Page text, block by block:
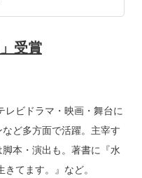
受賞
レビドラマ・映画・舞台に
ど多方面で活躍。主宰す
本・演出も。著書に『水
てます。』など。